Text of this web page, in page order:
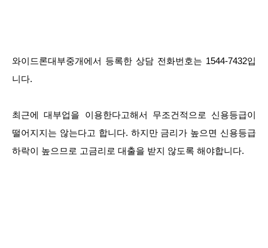
와이드론대부중개에서 등록한 상담 전화번호는 1544-7432입
니다.
최근에 대부업을 이용한다고해서 무조건적으로 신용등급이
떨어지지는 않는다고 합니다. 하지만 금리가 높으면 신용등급
하락이 높으므로 고금리로 대출을 받지 않도록 해야합니다.